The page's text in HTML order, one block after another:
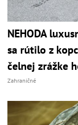
NEHODA
sa rútilo z
čelnej zrážke
Zahraničné